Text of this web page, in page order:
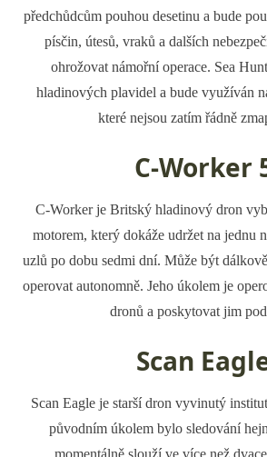
předchůdcům pouhou desetinu a bude
písčin, útesů, vraků a dalších
ohrožovat námořní operace. Sea
hladinových plavidel a bude využíván
které nejsou zatím řádně
C-Worker
C-Worker je Britský hladinový dron
motorem, který dokáže udržet na jednu
uzlů po dobu sedmi dní. Může být
operovat autonomně. Jeho úkolem je
dronů a poskytovat jim
Scan
Scan Eagle je starší dron vyvinutý
původním úkolem bylo sledování
momentálně slouží ve více než